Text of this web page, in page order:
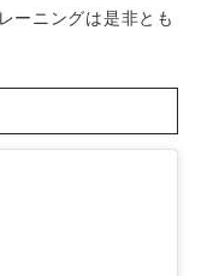
ーニングは是非とも